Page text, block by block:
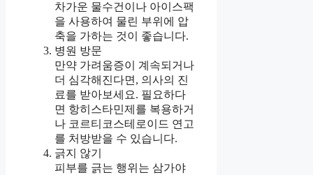
차가운 물수건이나 아이스팩
을 사용하여 물린 부위에 압
축을 가하는 것이 좋습니다.
병원 방문
만약 가려움증이 계속되거나
더 심각해진다면, 의사의 진
료를 받아보세요. 필요하다
면 항히스타민제를 복용하거
나 코르티코스테로이드 연고
를 처방받을 수 있습니다.
긁지 않기
피부를 긁는 행위는 삼가야